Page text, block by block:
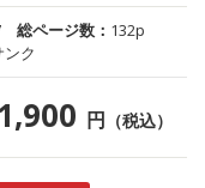
総ページ数： 132p
ク
1,900 円 （税込）